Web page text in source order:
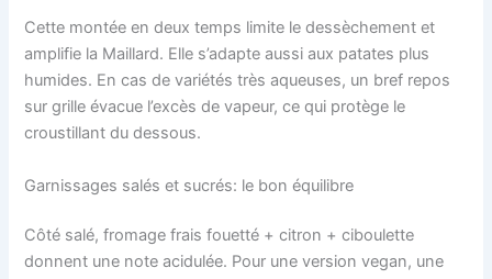
Cette montée en deux temps limite le dessèchement et
amplifie la Maillard. Elle s’adapte aussi aux patates plus
humides. En cas de variétés très aqueuses, un bref repos
sur grille évacue l’excès de vapeur, ce qui protège le
croustillant du dessous.
Garnissages salés et sucrés: le bon équilibre
Côté salé, fromage frais fouetté + citron + ciboulette
donnent une note acidulée. Pour une version vegan, une